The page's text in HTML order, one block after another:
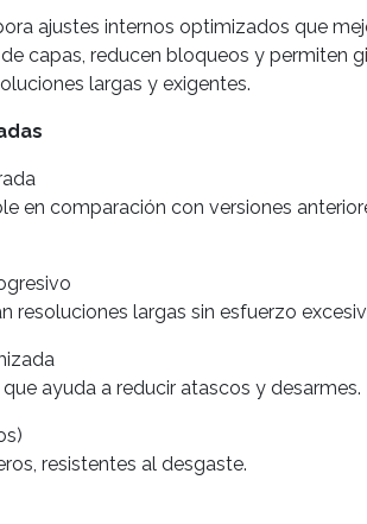
ajustes internos optimizados que
capas, reducen bloqueos y permiten
largas y exigentes.
en comparación con versiones
resoluciones largas sin esfuerzo
ayuda a reducir atascos y desarmes.
resistentes al desgaste.